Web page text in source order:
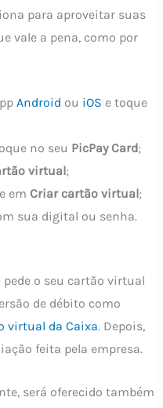
para aproveitar suas
vale a pena, como por
Android ou iOS e toque
no seu PicPay Card;
virtual;
em Criar cartão virtual;
sua digital ou senha.
o seu cartão virtual
de débito como
virtual da Caixa. Depois,
feita pela empresa.
será oferecido também